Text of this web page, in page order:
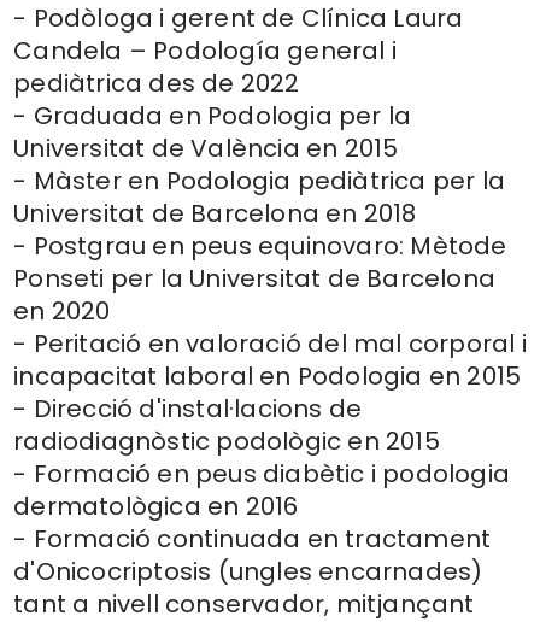
- Podòloga i gerent de Clínica Laura
Candela – Podología general i
pediàtrica des de 2022
- Graduada en Podologia per la
Universitat de València en 2015
- Màster en Podologia pediàtrica per la
Universitat de Barcelona en 2018
- Postgrau en peus equinovaro: Mètode
Ponseti per la Universitat de Barcelona
en 2020
- Peritació en valoració del mal corporal i
incapacitat laboral en Podologia en 2015
- Direcció d'instal·lacions de
radiodiagnòstic podològic en 2015
- Formació en peus diabètic i podologia
dermatològica en 2016
- Formació continuada en tractament
d'Onicocriptosis (ungles encarnades)
tant a nivell conservador, mitjançant